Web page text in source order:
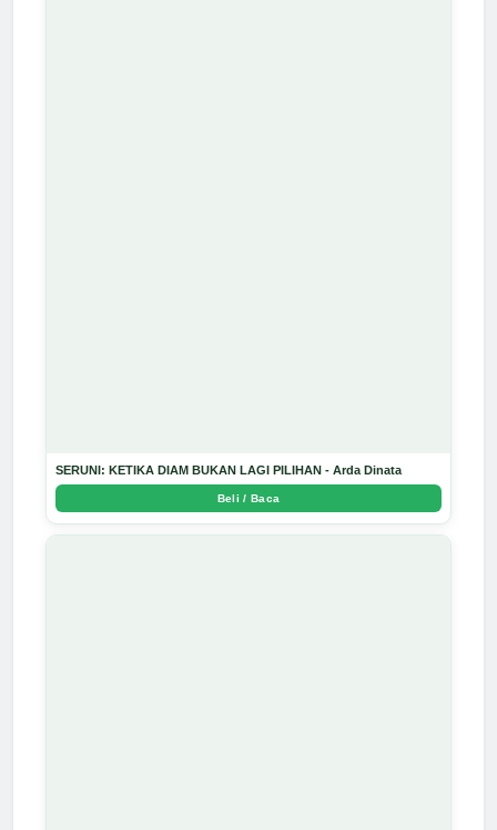
SERUNI: KETIKA DIAM BUKAN LAGI PILIHAN - Arda Dinata
Beli / Baca